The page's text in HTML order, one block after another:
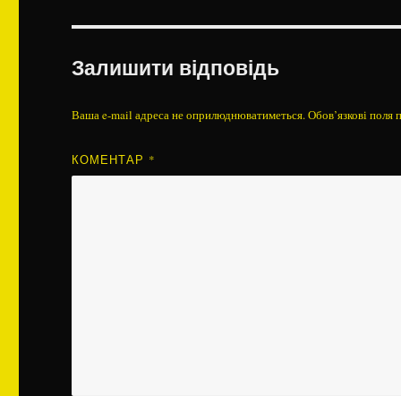
Залишити відповідь
Ваша e-mail адреса не оприлюднюватиметься.Обов’язкові поля
КОМЕНТАР *